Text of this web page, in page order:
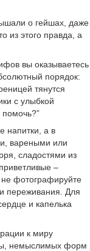
о гейшах, даже
из этого правда, а
вы оказываетесь
порядок:
тянутся
с улыбкой
напитки, а в
вареными или
сладостями из
–
не фотографируйте
переживания. Для
и капелька
к миру
немыслимых форм